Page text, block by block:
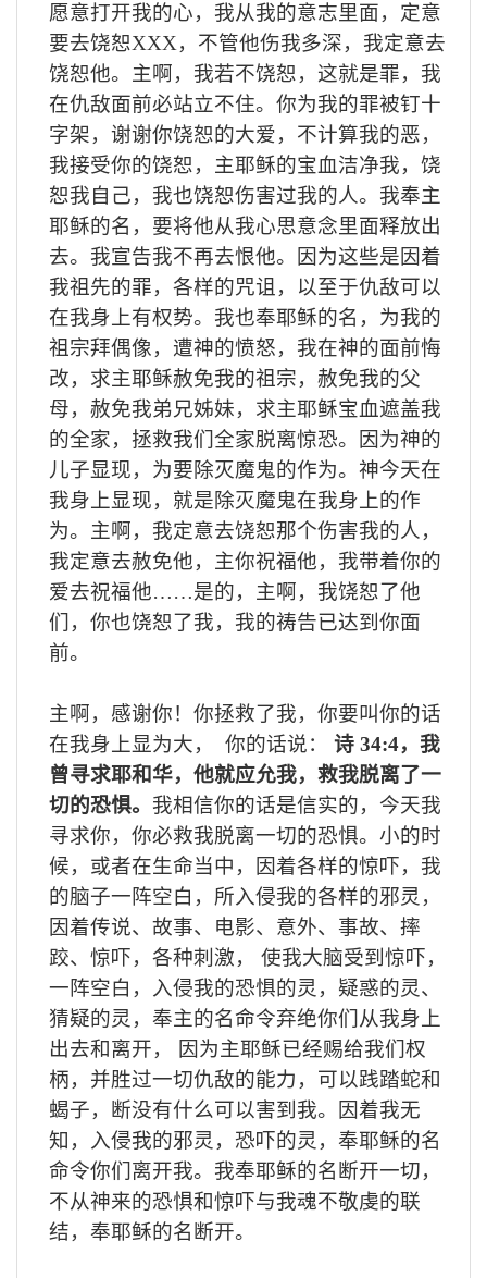
愿意打开我的心，我从我的意志里面，定意
要去饶恕XXX，不管他伤我多深，我定意去
饶恕他。主啊，我若不饶恕，这就是罪，我
在仇敌面前必站立不住。你为我的罪被钉十
字架，谢谢你饶恕的大爱，不计算我的恶，
我接受你的饶恕，主耶稣的宝血洁净我，饶
恕我自己，我也饶恕伤害过我的人。我奉主
耶稣的名，要将他从我心思意念里面释放出
去。我宣告我不再去恨他。因为这些是因着
我祖先的罪，各样的咒诅，以至于仇敌可以
在我身上有权势。我也奉耶稣的名，为我的
祖宗拜偶像，遭神的愤怒，我在神的面前悔
改，求主耶稣赦免我的祖宗，赦免我的父
母，赦免我弟兄姊妹，求主耶稣宝血遮盖我
的全家，拯救我们全家脱离惊恐。因为神的
儿子显现，为要除灭魔鬼的作为。神今天在
我身上显现，就是除灭魔鬼在我身上的作
为。主啊，我定意去饶恕那个伤害我的人，
我定意去赦免他，主你祝福他，我带着你的
爱去祝福他……是的，主啊，我饶恕了他
们，你也饶恕了我，我的祷告已达到你面
前。
主啊，感谢你！你拯救了我，你要叫你的话
在我身上显为大，
你的话说： 诗 34:4，我
曾寻求耶和华，他就应允我，救我脱离了一
切的恐惧。 我相信你的话是信实的，今天我
寻求你，你必救我脱离一切的恐惧。小的时
候，或者在生命当中，因着各样的惊吓，我
的脑子一阵空白，所入侵我的各样的邪灵，
因着传说、故事、电影、意外、事故、摔
跤、惊吓，各种刺激，
使我大脑受到惊吓，
一阵空白，入侵我的恐惧的灵，疑惑的灵、
猜疑的灵，奉主的名命令弃绝你们从我身上
出去和离开，
因为主耶稣已经赐给我们权
柄，并胜过一切仇敌的能力，可以践踏蛇和
蝎子，断没有什么可以害到我。因着我无
知，入侵我的邪灵，恐吓的灵，奉耶稣的名
命令你们离开我。我奉耶稣的名断开一切，
不从神来的恐惧和惊吓与我魂不敬虔的联
结，奉耶稣的名断开。